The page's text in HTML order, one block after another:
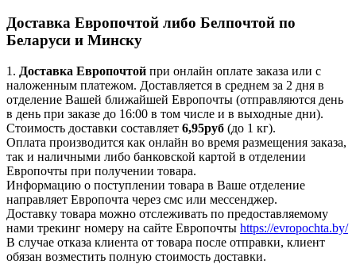
Доставка Европочтой либо Белпочтой по
Беларуси и Минску
1. Доставка Европочтой при онлайн оплате заказа или с
наложенным платежом. Доставляется в среднем за 2 дня в
отделение Вашей ближайшей Европочты (отправляются день
в день при заказе до 16:00 в том числе и в выходные дни).
Стоимость доставки составляет 6,95руб (до 1 кг).
Оплата производится как онлайн во время размещения заказа,
так и наличными либо банковской картой в отделении
Европочты при получении товара.
Информацию о поступлении товара в Ваше отделение
направляет Европочта через смс или мессенджер.
Доставку товара можно отслеживать по предоставляемому
нами трекинг номеру на сайте Европочты https://evropochta.by/
В случае отказа клиента от товара после отправки, клиент
обязан возместить полную стоимость доставки.